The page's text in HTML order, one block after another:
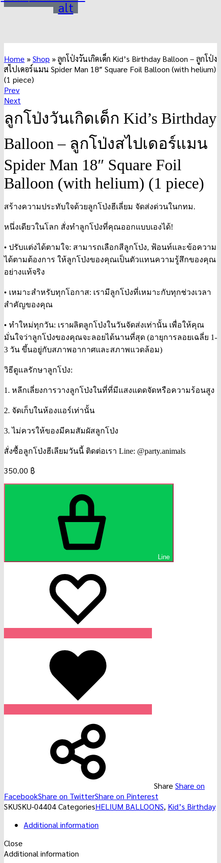
alt
Home »Shop »ลูกโป่งวันเกิดเด็ก Kid’s Birthday Balloon – ลูกโป่ง
สไปเดอร์แมน Spider Man 18″ Square Foil Balloon (with helium)
(1 piece)
Product
navigation
Prev
Next
ลูกโป่งวันเกิดเด็ก Kid’s Birthday
Balloon – ลูกโป่งสไปเดอร์แมน
Spider Man 18″ Square Foil
Balloon (with helium) (1 piece)
สร้างความประทับใจด้วยลูกโป่งฮีเลี่ยม จัดส่งด่วนในกทม.
หนึ่งเดียวในโลก สั่งทำลูกโป่งที่คุณออกแบบเองได้!
• ปรับแต่งได้ตามใจ: สามารถเลือกสีลูกโป่ง, ฟ้อนท์และข้อความ
ได้ตามต้องการ ให้ลูกโป่งของคุณเป็นตัวแทนความรู้สึกของคุณ
อย่างแท้จริง
• เหมาะสำหรับทุกโอกาส: เรามีลูกโป่งที่เหมาะกับทุกช่วงเวลา
สำคัญของคุณ
• ทำใหม่ทุกวัน: เราผลิตลูกโป่งในวันจัดส่งเท่านั้น เพื่อให้คุณ
มั่นใจว่าลูกโป่งของคุณจะลอยได้นานที่สุด (อายุการลอยเฉลี่ย 1-
3 วัน ขึ้นอยู่กับสภาพอากาศและสภาพแวดล้อม)
วิธีดูแลรักษาลูกโป่ง:
1. หลีกเลี่ยงการวางลูกโป่งในที่ที่มีแสงแดดจัดหรือความร้อนสูง
2. จัดเก็บในห้องแอร์เท่านั้น
3. ไม่ควรให้ของมีคมสัมผัสลูกโป่ง
สั่งซื้อลูกโป่งฮีเลียมวันนี้ ติดต่อเรา Line: @party.animals
350.00 ฿
Line
Share Share on
FacebookShare on TwitterShare on Pinterest
SKUSKU-04404CategoriesHELIUM BALLOONS, Kid’s Birthday
Additional information
Close
Additional information